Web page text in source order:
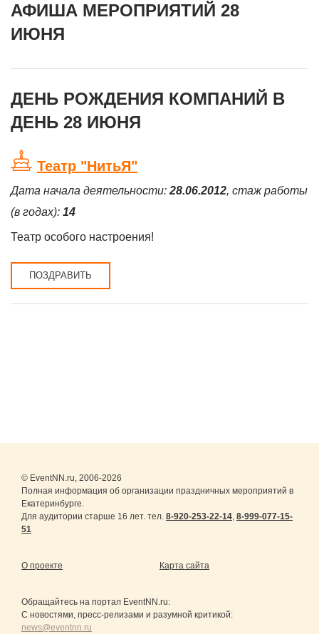
АФИША МЕРОПРИЯТИЙ 28
ИЮНЯ
ДЕНЬ РОЖДЕНИЯ КОМПАНИЙ В
ДЕНЬ 28 ИЮНЯ
Театр "НитьЯ"
Дата начала деятельности: 28.06.2012, стаж работы
(в годах): 14
Театр особого настроения!
ПОЗДРАВИТЬ
© EventNN.ru, 2006-2026
Полная информация об организации праздничных мероприятий в
Екатеринбурге.
Для аудитории старше 16 лет. тел. 8-920-253-22-14, 8-999-077-15-
51
О проекте Карта сайта
Обращайтесь на портал EventNN.ru:
С новостями, пресс-релизами и разумной критикой:
news@eventnn.ru